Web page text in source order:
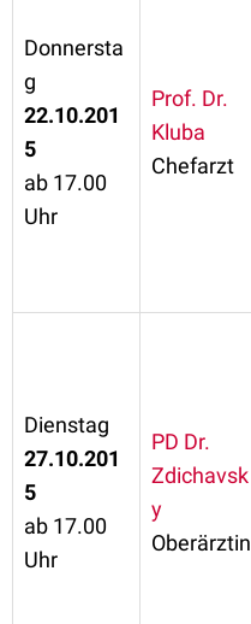
Donnersta
g
22.10.201
5
ab 17.00
Uhr
Prof. Dr.
Kluba
Chefarzt
Dienstag
27.10.201
5
ab 17.00
Uhr
PD Dr.
Zdichavsk
y
Oberärztin